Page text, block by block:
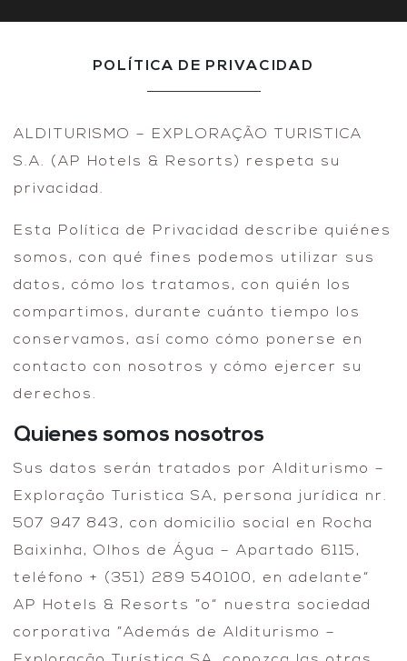
POLÍTICA DE PRIVACIDAD
ALDITURISMO – EXPLORAÇÃO TURISTICA
S.A. (AP Hotels & Resorts) respeta su
privacidad.
Esta Política de Privacidad describe quiénes
somos, con qué fines podemos utilizar sus
datos, cómo los tratamos, con quién los
compartimos, durante cuánto tiempo los
conservamos, así como cómo ponerse en
contacto con nosotros y cómo ejercer su
derechos.
Quienes somos nosotros
Sus datos serán tratados por Alditurismo –
Exploração Turistica SA, persona jurídica nr.
507 947 843, con domicilio social en Rocha
Baixinha, Olhos de Água – Apartado 6115,
teléfono + (351) 289 540100, en adelante“
AP Hotels & Resorts ”o“ nuestra sociedad
corporativa ”Además de Alditurismo –